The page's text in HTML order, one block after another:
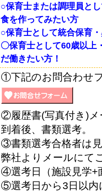
○保育士または調理員と
食を作ってみたい方
○保育士として統合保育
〇保育士として60歳以上
だ働きたい方！
①下記のお問合わせ
②履歴書(写真付き)
到着後、書類選考。
③書類選考合格者は
弊社よりメールにて
④選考日（施設見学+
⑤選考日から3日以内